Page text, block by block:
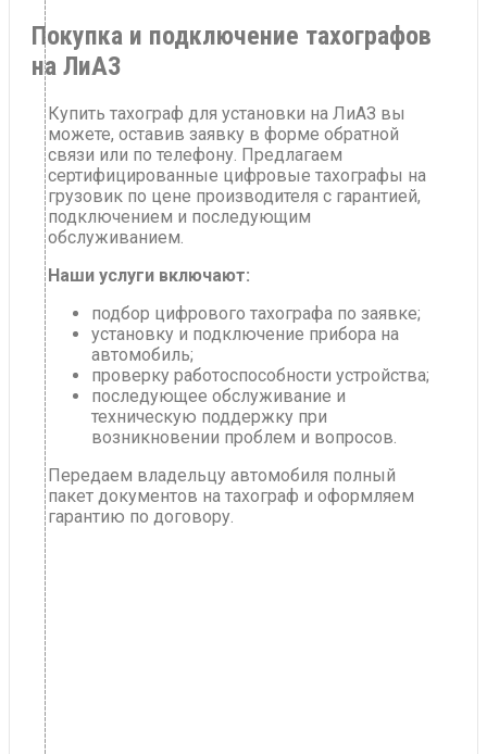
Покупка и подключение тахографов
на ЛиАЗ
Купить тахограф для установки на ЛиАЗ вы
можете, оставив заявку в форме обратной
связи или по телефону. Предлагаем
сертифицированные цифровые тахографы на
грузовик по цене производителя с гарантией,
подключением и последующим
обслуживанием.
Наши услуги включают:
подбор цифрового тахографа по заявке;
установку и подключение прибора на
автомобиль;
проверку работоспособности устройства;
последующее обслуживание и
техническую поддержку при
возникновении проблем и вопросов.
Передаем владельцу автомобиля полный
пакет документов на тахограф и оформляем
гарантию по договору.